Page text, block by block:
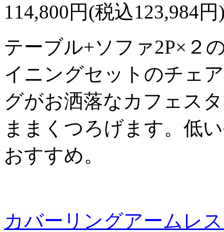
114,800円(税込123,984円
テーブル+ソファ2P×２
イニングセットのチェ
グがお洒落なカフェス
ままくつろげます。低
おすすめ。
カバーリングアームレ